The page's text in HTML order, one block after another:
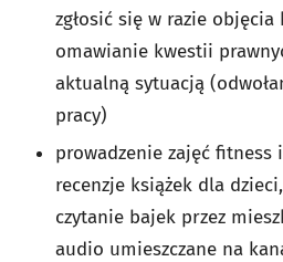
zgłosić się w razie objęcia
omawianie kwestii
aktualną sytuacją
pracy)
prowadzenie zajęć
recenzje książek dla
czytanie bajek przez
audio umieszczane na